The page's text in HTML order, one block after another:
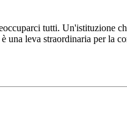
tutti. Un'istituzione
leva straordinaria per la